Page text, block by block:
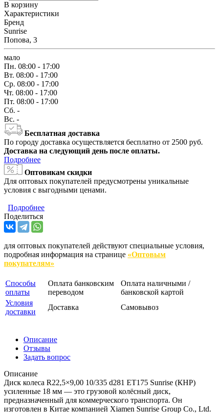
В корзину
Характеристики
Бренд
Sunrise
Попова, 3
мало
Пн. 08:00 - 17:00
Вт. 08:00 - 17:00
Ср. 08:00 - 17:00
Чт. 08:00 - 17:00
Пт. 08:00 - 17:00
Сб. -
Вс. -
Бесплатная доставка
По городу доставка осуществляется бесплатно от 2500 руб.
Доставка на следующий день после оплаты.
Подробнее
Оптовикам скидки
Для оптовых покупателей предусмотрены уникальные
условия с выгодными ценами.
Подробнее
Поделиться
для оптовых покупателей действуют специальные условия,
подробная информация на странице «Оптовым
покупателям»
Способы
оплаты
Оплата банковским
переводом
Оплата наличными /
банковской картой
Условия
доставки
Доставка Самовывоз
Описание
Отзывы
Задать вопрос
Описание
Диск колеса R22,5×9,00 10/335 d281 ET175 Sunrise (КНР)
усиленные 18 мм — это грузовой колёсный диск,
предназначенный для коммерческого транспорта. Он
изготовлен в Китае компанией Xiamen Sunrise Group Co., Ltd.